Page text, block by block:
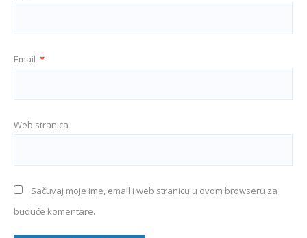
Email *
Web stranica
Sačuvaj moje ime, email i web stranicu u ovom browseru za
buduće komentare.